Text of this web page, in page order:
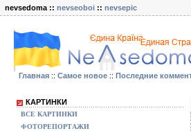
nevsedoma :: nevseoboi :: nevsepic
Главная :: Самое новое :: Последние
КАРТИНКИ
ВСЕ КАРТИНКИ
ФОТОРЕПОРТАЖИ